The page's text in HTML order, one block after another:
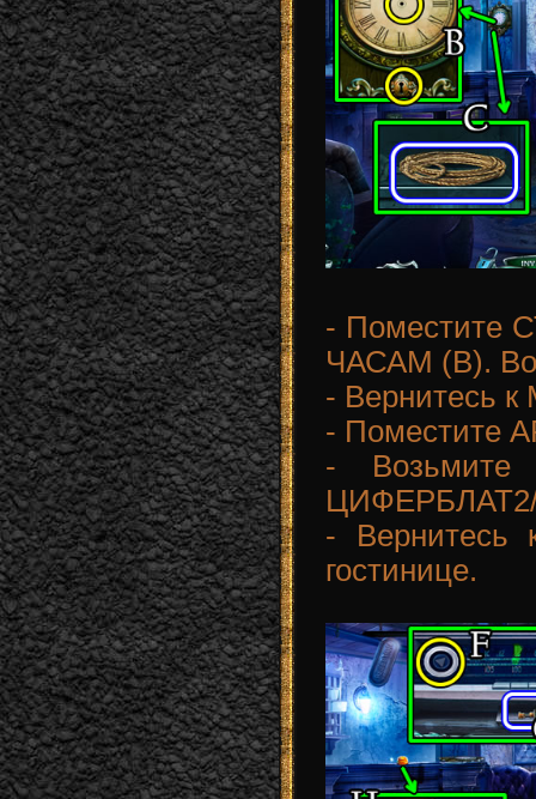
- Поместите
ЧАСАМ (B).
- Вернитесь
- Поместите
- Возьмите
- Вернитесь
гостинице.